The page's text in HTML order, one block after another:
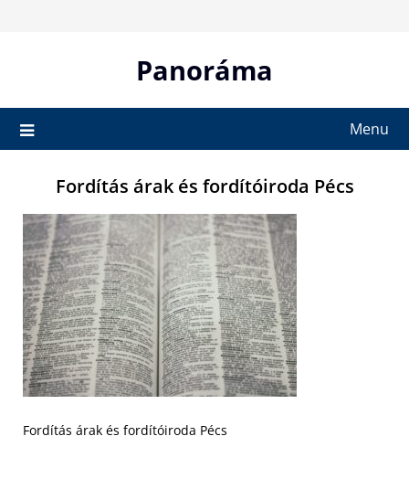
Panoráma
Menu
Fordítás árak és fordítóiroda Pécs
Fordítás árak és fordítóiroda Pécs